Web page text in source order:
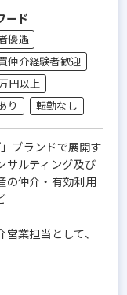
ード
優遇
仲介経験者歓迎
円以上
り
転勤なし
ブランドで展開す
サルティング及び
の仲介・有効利用
業担当として、